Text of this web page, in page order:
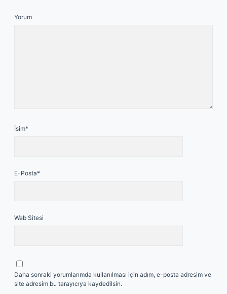
Yorum
İsim*
E-Posta*
Web Sitesi
Daha sonraki yorumlarımda kullanılması için adım, e-posta adresim ve
site adresim bu tarayıcıya kaydedilsin.